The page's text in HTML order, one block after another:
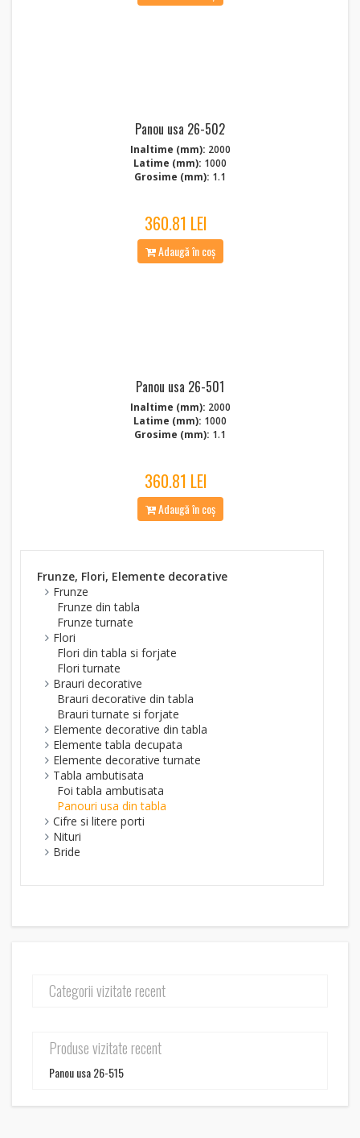
Panou usa 26-502
Inaltime (mm): 2000
Latime (mm): 1000
Grosime (mm): 1.1
360.81 LEI
Adaugă în coș
Panou usa 26-501
Inaltime (mm): 2000
Latime (mm): 1000
Grosime (mm): 1.1
360.81 LEI
Adaugă în coș
Frunze, Flori, Elemente decorative
Frunze
Frunze din tabla
Frunze turnate
Flori
Flori din tabla si forjate
Flori turnate
Brauri decorative
Brauri decorative din tabla
Brauri turnate si forjate
Elemente decorative din tabla
Elemente tabla decupata
Elemente decorative turnate
Tabla ambutisata
Foi tabla ambutisata
Panouri usa din tabla
Cifre si litere porti
Nituri
Bride
Categorii vizitate recent
Produse vizitate recent
Panou usa 26-515